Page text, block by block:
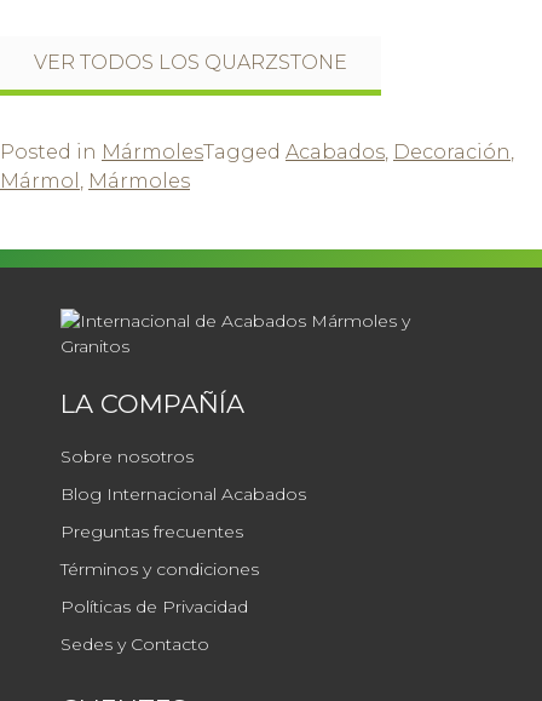
VER TODOS LOS QUARZSTONE
Posted in MármolesTagged Acabados, Decoración,
Mármol , Mármoles
LA COMPAÑÍA
Sobre nosotros
Blog Internacional Acabados
Preguntas frecuentes
Términos y condiciones
Políticas de Privacidad
Sedes y Contacto